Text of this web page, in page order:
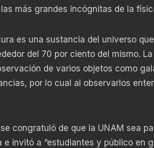
más grandes incógnitas de la
es una sustancia del universo
del 70 por ciento del mismo.
de varios objetos como
por lo cual al observarlos
congratuló de que la UNAM sea
e invitó a “estudiantes y público en